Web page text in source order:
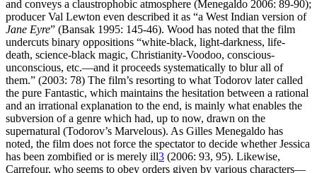
and conveys a claustrophobic atmosphere (Menegaldo 2006: 89-90);
producer Val Lewton even described it as “a West Indian version of
Jane Eyre” (Bansak 1995: 145-46). Wood has noted that the film
undercuts binary oppositions “white-black, light-darkness, life-
death, science-black magic, Christianity-Voodoo, conscious-
unconscious, etc.—and it proceeds systematically to blur all of
them.” (2003: 78) The film’s resorting to what Todorov later called
the pure Fantastic, which maintains the hesitation between a rational
and an irrational explanation to the end, is mainly what enables the
subversion of a genre which had, up to now, drawn on the
supernatural (Todorov’s Marvelous). As Gilles Menegaldo has
noted, the film does not force the spectator to decide whether Jessica
has been zombified or is merely ill3 (2006: 93, 95). Likewise,
Carrefour, who seems to obey orders given by various characters—